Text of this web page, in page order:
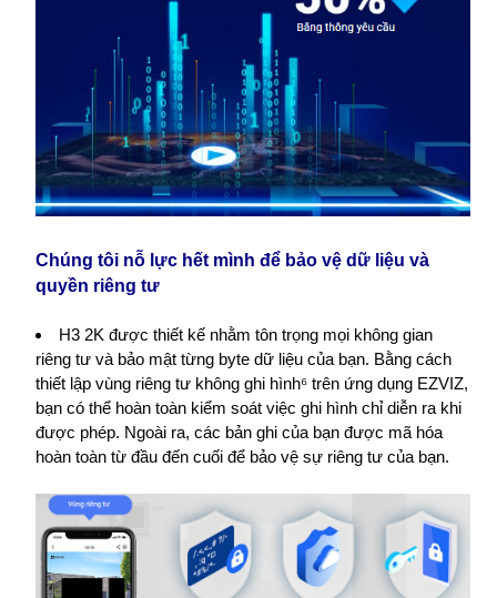
Chúng tôi nỗ lực hết mình để bảo vệ dữ liệu và
quyền riêng tư
H3 2K được thiết kế nhằm tôn trọng mọi không gian
riêng tư và bảo mật từng byte dữ liệu của bạn. Bằng cách
thiết lập vùng riêng tư không ghi hình⁶ trên ứng dụng EZVIZ,
bạn có thể hoàn toàn kiểm soát việc ghi hình chỉ diễn ra khi
được phép. Ngoài ra, các bản ghi của bạn được mã hóa
hoàn toàn từ đầu đến cuối để bảo vệ sự riêng tư của bạn.